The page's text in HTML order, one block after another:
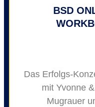
BSD
Das Erfolgs-
mit Yvonne
Mugrauer